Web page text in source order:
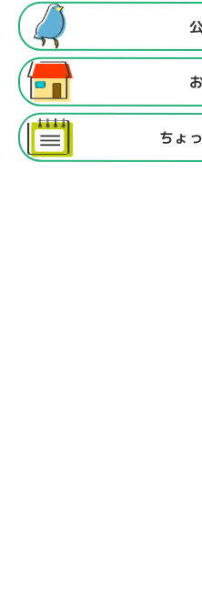
ちょ